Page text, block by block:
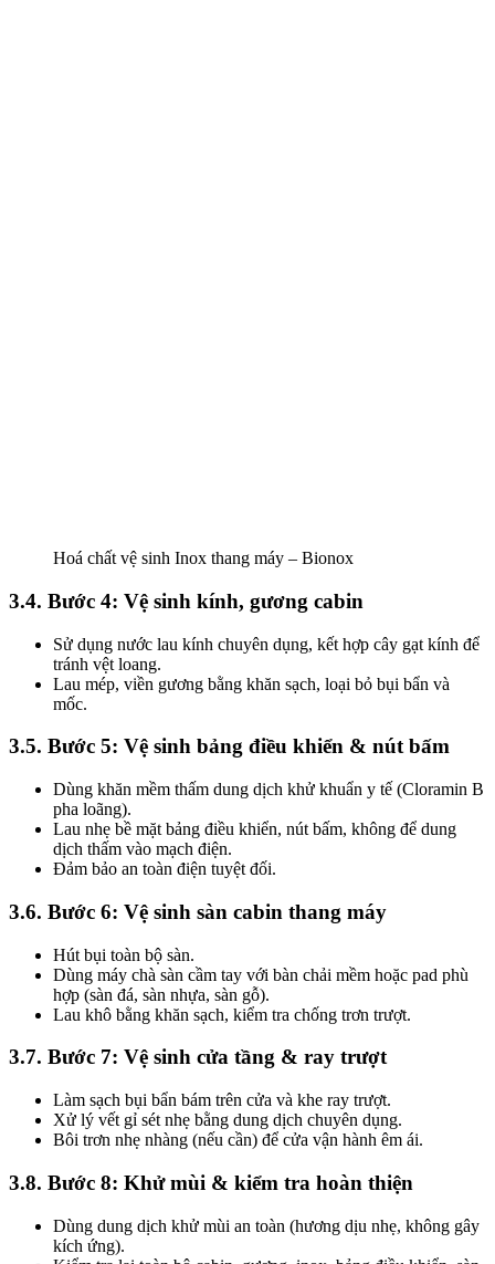
Hoá chất vệ sinh Inox thang máy – Bionox
3.4. Bước 4: Vệ sinh kính, gương cabin
Sử dụng nước lau kính chuyên dụng, kết hợp cây gạt kính để
tránh vệt loang.
Lau mép, viền gương bằng khăn sạch, loại bỏ bụi bẩn và
mốc.
3.5. Bước 5: Vệ sinh bảng điều khiển & nút bấm
Dùng khăn mềm thấm dung dịch khử khuẩn y tế (Cloramin B
pha loãng).
Lau nhẹ bề mặt bảng điều khiển, nút bấm, không để dung
dịch thấm vào mạch điện.
Đảm bảo an toàn điện tuyệt đối.
3.6. Bước 6: Vệ sinh sàn cabin thang máy
Hút bụi toàn bộ sàn.
Dùng máy chà sàn cầm tay với bàn chải mềm hoặc pad phù
hợp (sàn đá, sàn nhựa, sàn gỗ).
Lau khô bằng khăn sạch, kiểm tra chống trơn trượt.
3.7. Bước 7: Vệ sinh cửa tầng & ray trượt
Làm sạch bụi bẩn bám trên cửa và khe ray trượt.
Xử lý vết gỉ sét nhẹ bằng dung dịch chuyên dụng.
Bôi trơn nhẹ nhàng (nếu cần) để cửa vận hành êm ái.
3.8. Bước 8: Khử mùi & kiểm tra hoàn thiện
Dùng dung dịch khử mùi an toàn (hương dịu nhẹ, không gây
kích ứng).